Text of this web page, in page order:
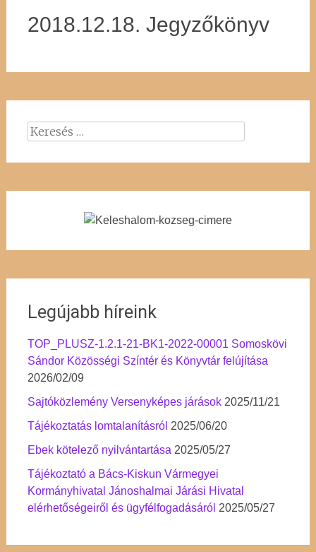
2018.12.18. Jegyzőkönyv
Keresés:
Legújabb híreink
TOP_PLUSZ-1.2.1-21-BK1-2022-00001 Somoskövi
Sándor Közösségi Színtér és Könyvtár felújítása
2026/02/09
Sajtóközlemény Versenyképes járások 2025/11/21
Tájékoztatás lomtalanításról 2025/06/20
Ebek kötelező nyilvántartása 2025/05/27
Tájékoztató a Bács-Kiskun Vármegyei
Kormányhivatal Jánoshalmai Járási Hivatal
elérhetőségeiről és ügyfélfogadásáról 2025/05/27